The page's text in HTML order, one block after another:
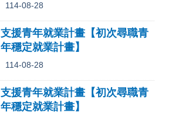
114-08-28
支援青年就業計畫【初次尋職青
年穩定就業計畫】
114-08-28
支援青年就業計畫【初次尋職青
年穩定就業計畫】